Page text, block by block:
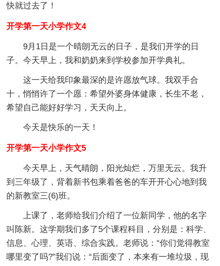
快就过去了！
开学第一天小学作文4
9月1日是一个晴朗无云的日子，是我们开学的日
子。今天早上，我和奶奶来到学校参加开学典礼。
这一天给我印象最深的是许愿放气球。我双手合
十，悄悄许了一个愿：希望外婆身体健康，长生不老，
希望自己能好好学习，天天向上。
今天是快乐的一天！
开学第一天小学作文5
今天早上，天气晴朗，阳光灿烂，万里无云。我升
到三年级了，背着新书包乘着爸爸的车开开心心地到我
的新教室三(6)班。
上课了，老师给我们介绍了一位新同学，他的名字
叫陈新。这学期我们多了5个课程科目，分别是：科学、
信息、心理、英语、综合实践。老师说：“你们觉得教室
哪里变了吗?”我们说：“后面变了，本来有一堆垃圾，现